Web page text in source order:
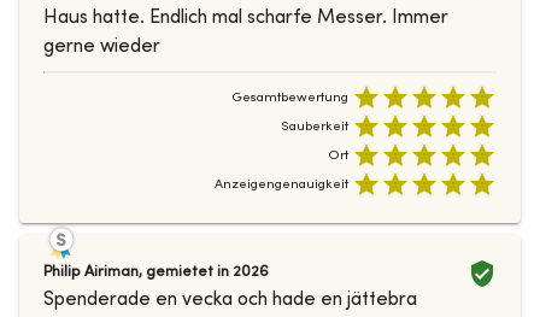
Haus hatte. Endlich mal scharfe Messer. Immer
gerne wieder
Gesamtbewertung
Sauberkeit
Ort
Anzeigengenauigkeit
Philip Airiman, gemietet in 2026
Spenderade en vecka och hade en jättebra